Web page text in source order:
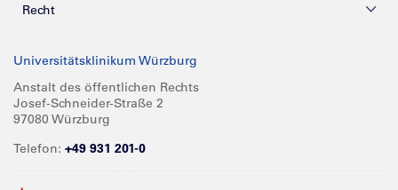
Forschung
Karriere
Presse
Glossar
Spenden
Recht
Compliance
Impressum
Barrierefreiheit
Universitätsklinikum Würzburg
Anstalt des öffentlichen Rechts
Josef-Schneider-Straße 2
97080 Würzburg
Telefon: +49 931 201-0